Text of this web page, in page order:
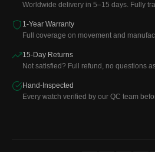
Worldwide delivery in 5–15 days. Fully
1-Year Warranty
Full coverage on movement and
15-Day Returns
Not satisfied? Full refund, no questions
Hand-Inspected
Every watch verified by our QC team